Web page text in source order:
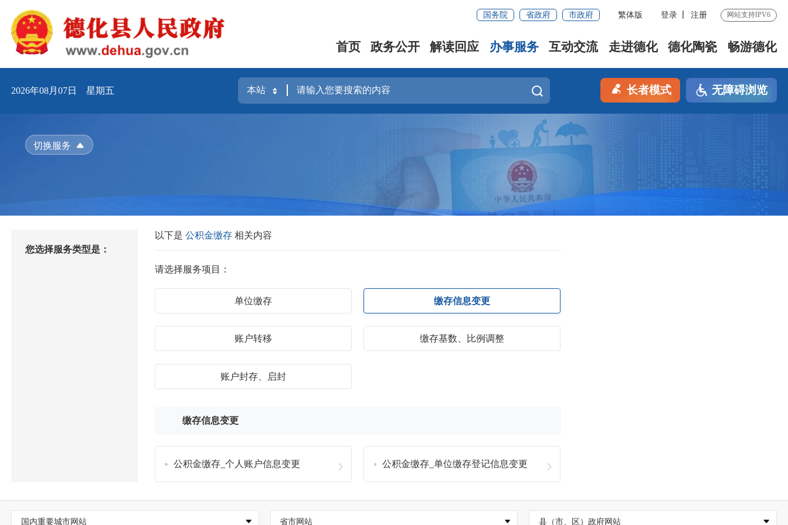
国务院 省政府 市政府 繁体版 登录 注册 网站支持IPV6
首页 政务公开 解读回应 办事服务 互动交流 走进德化 德化陶瓷 畅游德化
2026年08月07日 星期五 长者模式 无障碍浏览
切换服务
您选择服务类型是：
以下是公积金缴存相关内容
请选择服务项目：
单位缴存 缴存信息变更
账户转移 缴存基数、比例调整
账户封存、启封
缴存信息变更
公积金缴存_个人账户信息变更 公积金缴存_单位缴存登记信息变更
国内重要城市网站 省市网站 县（市、区）政府网站